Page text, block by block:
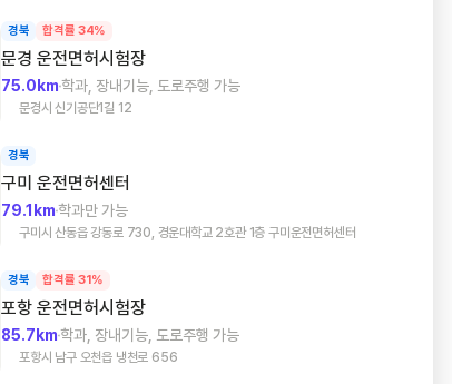
경북 합격률 34%
문경 운전면허시험장
75.0km학과, 장내기능, 도로주행 가능
문경시 신기공단1길 12
경북
구미 운전면허센터
79.1km학과만 가능
구미시 산동읍 강동로 730, 경운대학교 2호관 1층 구미운전면허센터
경북 합격률 31%
포항 운전면허시험장
85.7km학과, 장내기능, 도로주행 가능
포항시 남구 오천읍 냉천로 656